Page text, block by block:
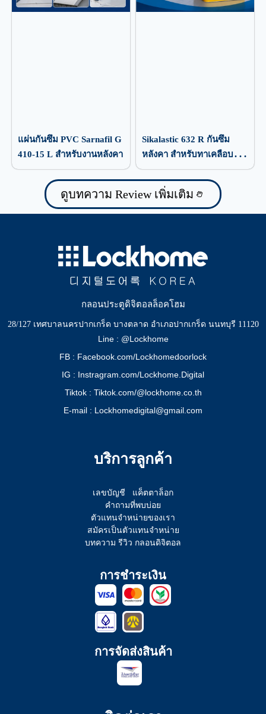
แผ่นกันซึม PVC Sarnafil G
410-15 L สำหรับงานหลังคา
Sikalastic 632 R กันซึม
หลังคา สำหรับทาเคลือบ
ป้องกันน้ำรั่วซึม
ดูบทความ Review เพิ่มเติม
กลอนประตูดิจิตอลล็อคโฮม
28/127 เทศบาลนครปากเกร็ด บางตลาด อำเภอปากเกร็ด นนทบุรี 11120
Line : @Lockhome
FB : Facebook.com/Lockhomedoorlock
IG : Instragram.com/Lockhome.Digital
Tiktok : Tiktok.com/@lockhome.co.th
E-mail : Lockhomedigital@gmail.com
บริการลูกค้า
เลขบัญชี
แค็ตตาล็อก
คำถามที่พบบ่อย
ตัวแทนจำหน่ายของเรา
สมัครเป็นตัวแทนจำหน่าย
บทความ รีวิว กลอนดิจิตอล
การชำระเงิน
การจัดส่งสินค้า